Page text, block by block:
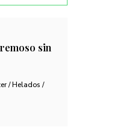
sin
/ Helados /